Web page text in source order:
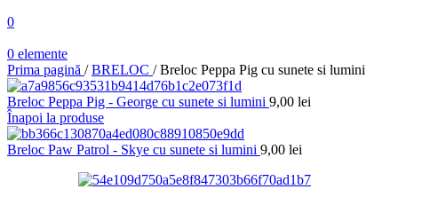
0
0 elemente
Prima pagină / BRELOC / Breloc Peppa Pig cu sunete si lumini
Breloc Peppa Pig - George cu sunete si lumini 9,00 lei
Înapoi la produse
Breloc Paw Patrol - Skye cu sunete si lumini 9,00 lei